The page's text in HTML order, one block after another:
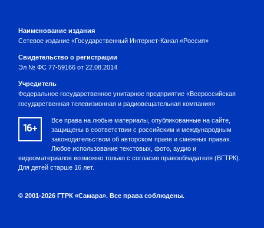
Наименование издания
Сетевое издание «Государственный Интернет-Канал «Россия»
Свидетельство о регистрации
Эл № ФС 77-59166 от 22.08.2014
Учредитель
Федеральное государственное унитарное предприятие «Всероссийская
государственная телевизионная и радиовещательная компания»
16+
Все права на любые материалы, опубликованные на сайте,
защищены в соответствии с российским и международным
законодательством об авторском праве и смежных правах.
Любое использование текстовых, фото, аудио и
видеоматериалов возможно только с согласия правообладателя (ВГТРК).
Для детей старше 16 лет.
© 2001-2026 ГТРК «Самара». Все права соблюдены.